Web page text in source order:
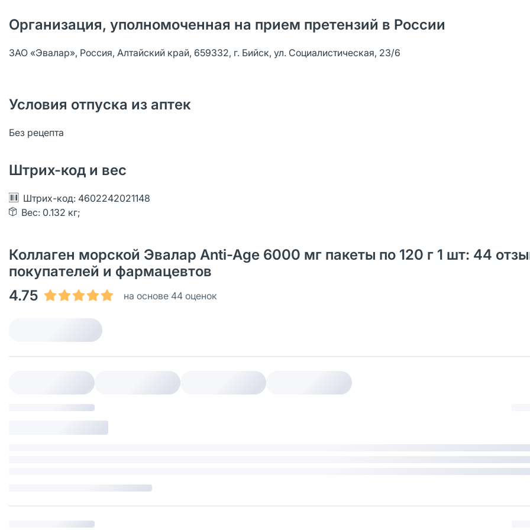
Организация, уполномоченная на прием претензий в России
ЗАО «Эвалар», Россия, Алтайский край, 659332, г. Бийск, ул. Социалистическая, 23/6
Условия отпуска из аптек
Без рецепта
Штрих-код и вес
Штрих-код: 4602242021148
Вес: 0.132 кг;
Коллаген морской Эвалар Anti-Age 6000 мг пакеты по 120 г 1 шт: 44
покупателей и фармацевтов
4.75
на основе 44 оценок